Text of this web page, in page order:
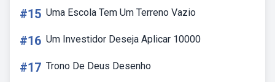
#15 Uma Escola Tem Um Terreno Vazio
#16 Um Investidor Deseja Aplicar 10000
#17 Trono De Deus Desenho